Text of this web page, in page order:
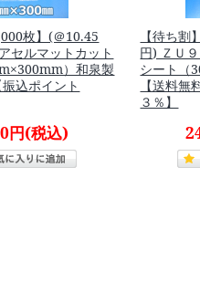
枚】(＠10.45
セルマットカット
）和泉製
振込ポイント
円(税込)
【待ち
円) ＺＵ
シート（
【送料無
３％】